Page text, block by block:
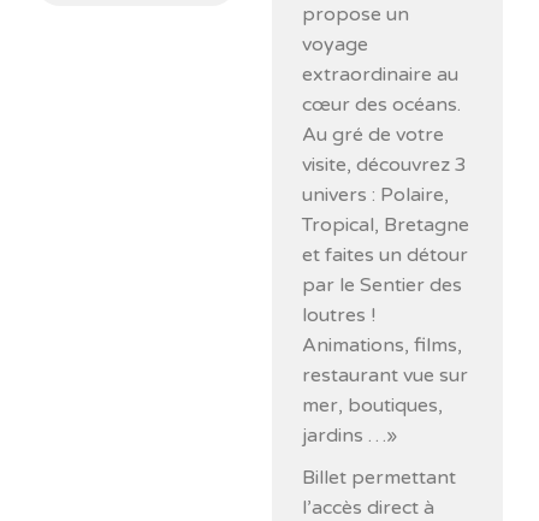
propose un
voyage
extraordinaire au
cœur des océans.
Au gré de votre
visite, découvrez 3
univers : Polaire,
Tropical, Bretagne
et faites un détour
par le Sentier des
loutres !
Animations, films,
restaurant vue sur
mer, boutiques,
jardins …»
Billet permettant
l’accès direct à